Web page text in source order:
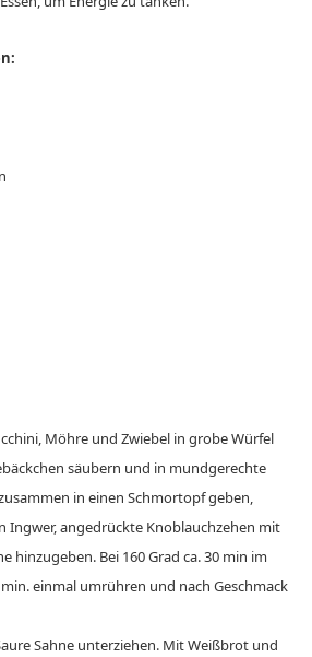
Möhre und Zwiebel in grobe Würfel
säubern und in mundgerechte
in einen Schmortopf geben,
Ingwer, angedrückte Knoblauchzehen mit
hinzugeben. Bei 160 Grad ca. 30 min im
einmal umrühren und nach Geschmack
Sahne unterziehen. Mit Weißbrot und